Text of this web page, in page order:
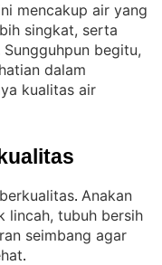
mencakup air yang
singkat, serta
Sungguhpun begitu,
dalam
kualitas air
. Anakan
lincah, tubuh bersih
seimbang agar
.